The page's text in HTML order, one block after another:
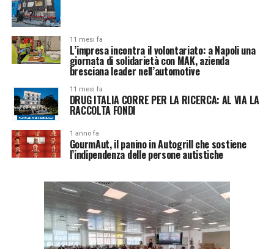
11 mesi fa
L’impresa incontra il volontariato: a Napoli una
giornata di solidarietà con MAK, azienda
bresciana leader nell’automotive
11 mesi fa
DRUG ITALIA CORRE PER LA RICERCA: AL VIA LA
RACCOLTA FONDI
1 anno fa
GourmAut, il panino in Autogrill che sostiene
l’indipendenza delle persone autistiche